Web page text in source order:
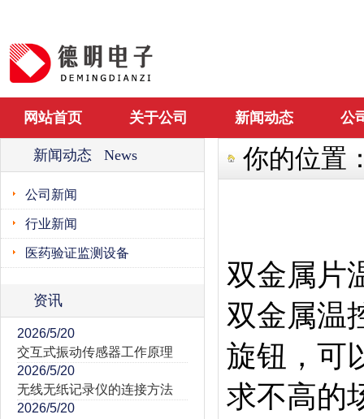
网站首页 关于公司 新闻动态 公
新闻动态 News
公司新闻
行业新闻
医药验证监测设备
资讯
2026/5/20
交互式振动传感器工作原理
2026/5/20
无线无纸记录仪的连接方法
2026/5/20
你的位置
双金属片
双金属温
旋钮，可
求不高的